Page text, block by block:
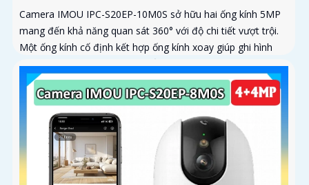
Camera IMOU IPC-S20EP-10M0S sở hữu hai ống kính 5MP
mang đến khả năng quan sát 360° với độ chi tiết vượt trội.
Một ống kính cố định kết hợp ống kính xoay giúp ghi hình
toàn diện mà không bỏ sót điểm mù